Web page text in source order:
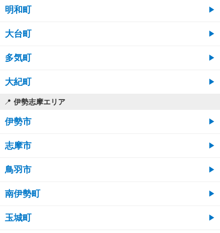
明和町
大台町
多気町
大紀町
伊勢志摩エリア
伊勢市
志摩市
鳥羽市
南伊勢町
玉城町